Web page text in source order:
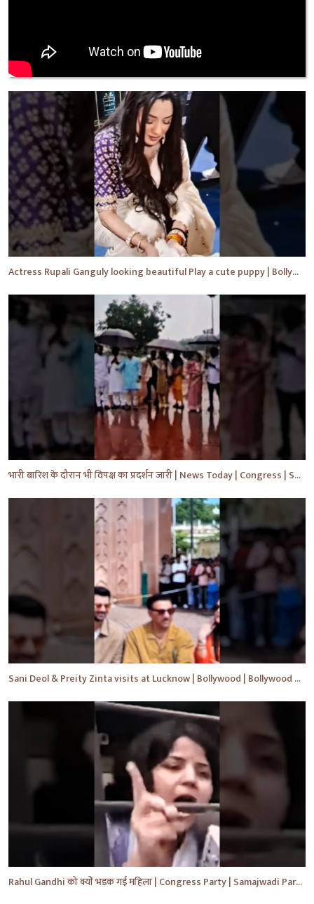
Actress Rupali Ganguly looking beautiful Play a cute puppy | Bollywood | Bollywood News #shorts #yt
भारी बारिश के दौरान भी विपक्ष का प्रदर्शन जारी | News Today | Congress | Samajwadi | #shorts #yt
Sani Deol & Preity Zinta visits at Lucknow | Bollywood | Bollywood News | #bollywood #shorts #yt
Rahul Gandhi को क्यों भड़क गई महिला | Congress Party | Samajwadi Party | #shorts #ytshorts #yt